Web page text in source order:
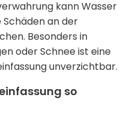
kann Wasser
an der
Besonders in
oder Schnee ist eine
unverzichtbar.
so